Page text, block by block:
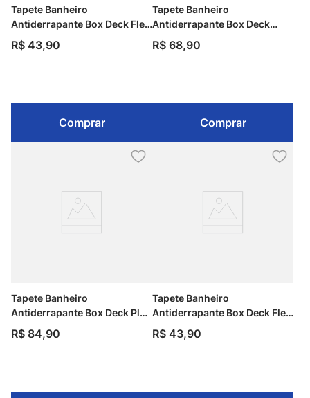
Tapete Banheiro
Antiderrapante Box Deck Flex
Preto 36x68cm Kapazi
R$ 43,90
Comprar
Tapete Banheiro
Antiderrapante Box Deck
Linear Marrom 36x68cm
Kapazi
R$ 68,90
Comprar
Tapete Banheiro
Antiderrapante Box Deck Plus
Cinza 40x73cm Kapazi
R$ 84,90
Tapete Banheiro
Antiderrapante Box Deck Flex
Cinza 36x68cm Kapazi
R$ 43,90